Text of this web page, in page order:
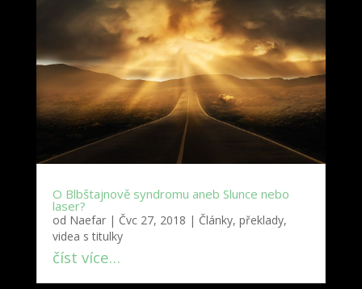
O Blbštajnově syndromu aneb Slunce nebo
laser?
od Naefar| Čvc 27, 2018 | Články, překlady,
videa s titulky
číst více…